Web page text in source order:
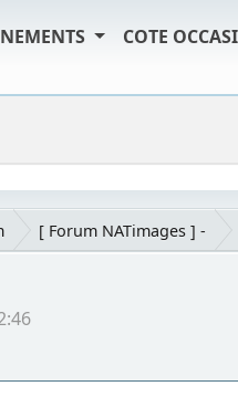
COTE
[ Forum NATimages ] -